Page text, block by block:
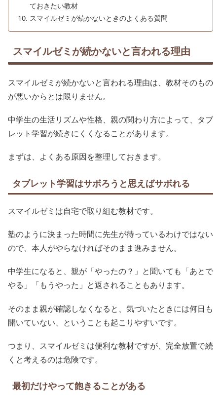
ておきたい教材
スマイルゼミが続かないときのよくある質問
スマイルゼミが続かないと言われる理由
スマイルゼミが続かないと言われる理由は、教材そのもの
が悪いからとは限りません。
中学生の生活リズムや性格、親の関わり方によって、タブ
レット学習が続きにくくなることがあります。
まずは、よくある原因を整理しておきます。
タブレット学習はサボろうと思えばサボれる
スマイルゼミは自宅で取り組む教材です。
塾のように決まった時間に先生が待っているわけではない
ので、本人がやらなければそのまま進みません。
中学生になると、親が「やったの？」と聞いても「あとで
やる」「もうやった」と返されることもあります。
そのまま親が確認しなくなると、気づいたときには何日も
開いていない、ということも起こりやすいです。
つまり、スマイルゼミは便利な教材ですが、完全放置で続
くと考えるのは危険です。
最初だけやって飽きることがある